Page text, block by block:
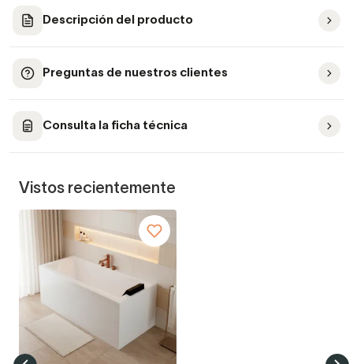
Descripción del producto
Preguntas de nuestros clientes
Consulta la ficha técnica
Vistos recientemente